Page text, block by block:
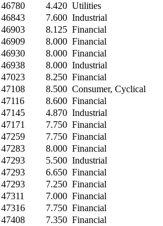
46780 4.420 Utilities
46843 7.600 Industrial
46903 8.125 Financial
46909 8.000 Financial
46930 8.000 Financial
46938 8.000 Industrial
47023 8.250 Financial
47108 8.500 Consumer, Cyclical
47116 8.600 Financial
47145 4.870 Industrial
47171 7.750 Financial
47259 7.750 Financial
47283 8.000 Financial
47293 5.500 Industrial
47293 6.650 Financial
47293 7.250 Financial
47311 7.000 Financial
47316 7.750 Financial
47408 7.350 Financial